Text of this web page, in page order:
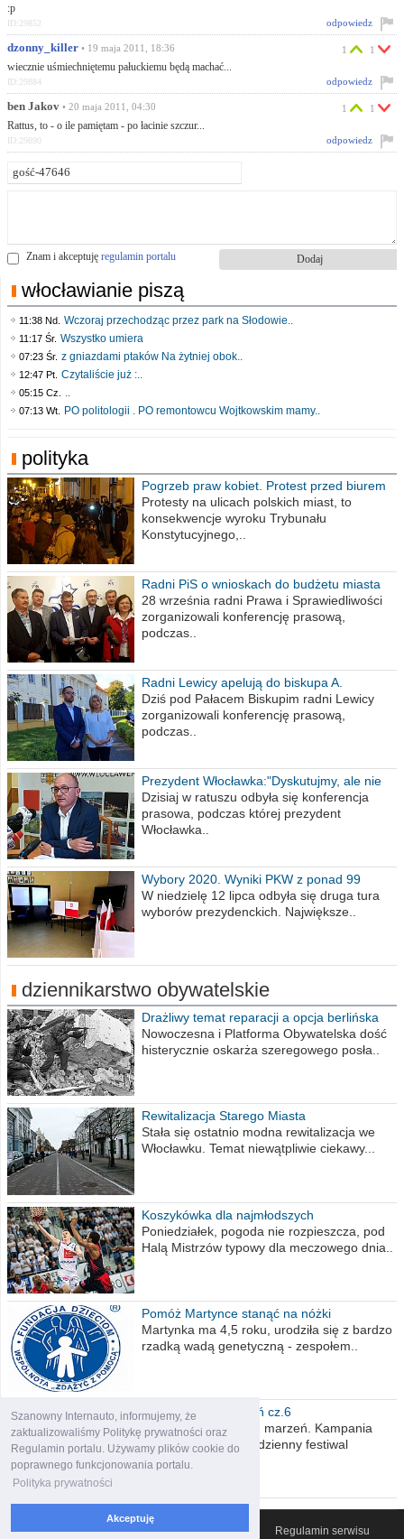
Szanowny Internauto, informujemy, że
zaktualizowaliśmy Politykę prywatności oraz
Regulamin portalu. Używamy plików cookie do
poprawnego funkcjonowania portalu.
Polityka prywatności
Akceptuję
:p
odpowiedz
ID:29852
dzonny_killer • 19 maja 2011, 18:36
wiecznie uśmiechniętemu pałuckiemu będą machać...
1 1
odpowiedz
ID:29884
ben Jakov • 20 maja 2011, 04:30
Rattus, to - o ile pamiętam - po łacinie szczur...
1 1
odpowiedz
ID:29890
Znam i akceptuję regulamin portalu
włocławianie piszą
11:38 Nd. Wczoraj przechodząc przez park na Słodowie..
11:17 Śr. Wszystko umiera
07:23 Śr. z gniazdami ptaków Na żytniej obok..
12:47 Pt. Czytaliście już :..
05:15 Cz. ..
07:13 Wt. PO politologii . PO remontowcu Wojtkowskim mamy..
polityka
Pogrzeb praw kobiet. Protest przed biurem
poselskim PiS
Protesty na ulicach polskich miast, to
konsekwencje wyroku Trybunału
Konstytucyjnego,..
Radni PiS o wnioskach do budżetu miasta
na 2021 rok
28 września radni Prawa i Sprawiedliwości
zorganizowali konferencję prasową,
podczas..
Radni Lewicy apelują do biskupa A.
Wiesława Meringa
Dziś pod Pałacem Biskupim radni Lewicy
zorganizowali konferencję prasową,
podczas..
Prezydent Włocławka:"Dyskutujmy, ale nie
obrażajmy się”
Dzisiaj w ratuszu odbyła się konferencja
prasowa, podczas której prezydent
Włocławka..
Wybory 2020. Wyniki PKW z ponad 99
procent obwodów
W niedzielę 12 lipca odbyła się druga tura
wyborów prezydenckich. Największe..
dziennikarstwo obywatelskie
Drażliwy temat reparacji a opcja berlińska
Nowoczesna i Platforma Obywatelska dość
histerycznie oskarża szeregowego posła..
Rewitalizacja Starego Miasta
Stała się ostatnio modna rewitalizacja we
Włocławku. Temat niewątpliwie ciekawy...
Koszykówka dla najmłodszych
Poniedziałek, pogoda nie rozpieszcza, pod
Halą Mistrzów typowy dla meczowego dnia..
Pomóż Martynce stanąć na nóżki
Martynka ma 4,5 roku, urodziła się z bardzo
rzadką wadą genetyczną - zespołem..
Polska moich marzeń cz.6
Nadszedł kres moich marzeń. Kampania
wyborcza czyli niecodzienny festiwal
obietnic,..
© 2007-2026 Włocławski Portal informacyjny Regulamin serwisu